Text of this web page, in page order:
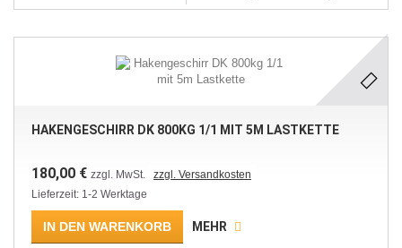
HAKENGESCHIRR DK 800KG 1/1 MIT 5M LASTKETTE
180,00 € zzgl. MwSt.
zzgl. Versandkosten
Lieferzeit: 1-2 Werktage
IN DEN WARENKORB MEHR